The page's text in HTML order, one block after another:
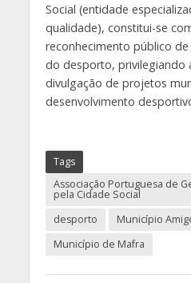
Social (entidade
qualidade), constitui-se
reconhecimento público
do desporto, privilegiando
divulgação de projetos
desenvolvimento
Tags
Associação Portuguesa de
pela Cidade Social
desporto
Município
Município de Mafra